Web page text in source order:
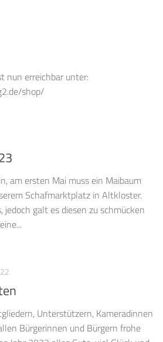
nun erreichbar unter:
shop/
am ersten Mai muss ein Maibaum
Schafmarktplatz in Altkloster.
jedoch galt es diesen zu schmücken
Unterstützern, Kameradinnen
Bürgerinnen und Bürgern frohe